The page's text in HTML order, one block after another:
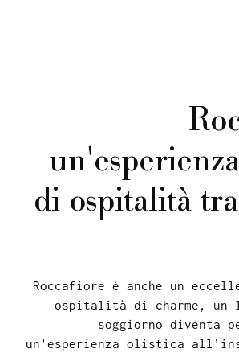
di ospitalità
Roccafiore è anche un
ospitalità di charme, un
soggiorno diventa
un’esperienza olistica